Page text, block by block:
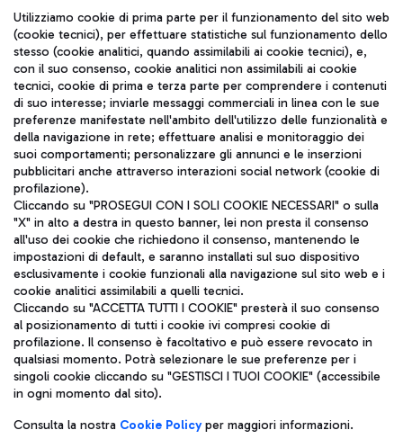
Seguici sui social
TRAVEL JOURNAL
ITA
Aeroporti di Roma S.p.A. - Società soggetta a direzione e
coordinamento di Mundys S.p.A.
Codice fiscale e Registro delle Imprese di Roma 13032990155 P.
IVA 06572251004
Capitale sociale 62.224.743,00 int. vers.
Sede legale: Via Pier Paolo Racchetti 1 - 00054 Fiumicino (RM)
telefono +39 06 65951
Privacy policy
Note legali
Utilizziamo cookie di prima parte per il funzionamento del sito web
(cookie tecnici), per effettuare statistiche sul funzionamento dello
stesso (cookie analitici, quando assimilabili ai cookie tecnici), e,
con il suo consenso, cookie analitici non assimilabili ai cookie
tecnici, cookie di prima e terza parte per comprendere i contenuti
di suo interesse; inviarle messaggi commerciali in linea con le sue
preferenze manifestate nell'ambito dell'utilizzo delle funzionalità e
della navigazione in rete; effettuare analisi e monitoraggio dei
suoi comportamenti; personalizzare gli annunci e le inserzioni
pubblicitari anche attraverso interazioni social network (cookie di
profilazione).
Cliccando su "PROSEGUI CON I SOLI COOKIE NECESSARI" o sulla
"X" in alto a destra in questo banner, lei non presta il consenso
all'uso dei cookie che richiedono il consenso, mantenendo le
impostazioni di default, e saranno installati sul suo dispositivo
esclusivamente i cookie funzionali alla navigazione sul sito web e i
cookie analitici assimilabili a quelli tecnici.
Cliccando su "ACCETTA TUTTI I COOKIE" presterà il suo consenso
al posizionamento di tutti i cookie ivi compresi cookie di
profilazione. Il consenso è facoltativo e può essere revocato in
qualsiasi momento. Potrà selezionare le sue preferenze per i
singoli cookie cliccando su "GESTISCI I TUOI COOKIE" (accessibile
in ogni momento dal sito).
Consulta la nostra Cookie Policyper maggiori informazioni.